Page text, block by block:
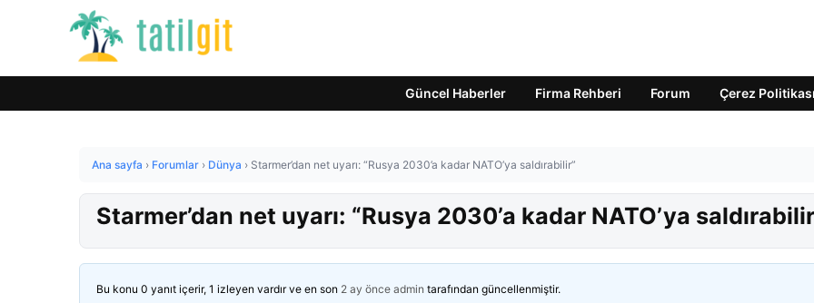
Güncel Haberler Firma Rehberi Forum Çerez Politikası
Ana sayfa › Forumlar › Dünya › Starmer’dan net uyarı: “Rusya 2030’a kadar NATO’ya saldırabilir”
Starmer’dan net uyarı: “Rusya 2030’a kadar NATO’ya
Bu konu 0 yanıt içerir, 1 izleyen vardır ve en son 2 ay önce admin tarafından güncellenmiştir.